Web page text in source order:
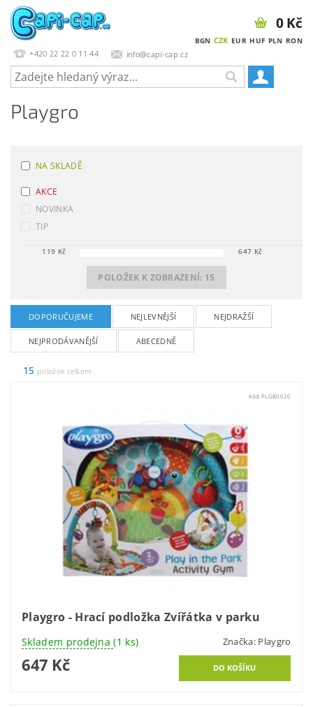
+420 22 22 0 11 44 info@capi-cap.cz
BGN CZK EUR HUF PLN RON
0 Kč
Playgro
NA SKLADĚ
AKCE
NOVINKA
TIP
119 Kč 647 Kč
POLOŽEK K ZOBRAZENÍ: 15
DOPORUČUJEME NEJLEVNĚJŠÍ NEJDRAŽŠÍ
NEJPRODÁVANĚJŠÍ ABECEDNĚ
15 položek celkem
Kód: PLGR0026
Playgro - Hrací podložka Zvířátka v parku
Skladem prodejna(1 ks) Značka: Playgro
647 Kč